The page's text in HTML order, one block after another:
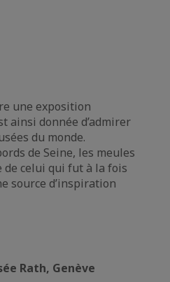
une exposition
ainsi donnée d’admirer
du monde.
de Seine, les meules
de celui qui fut à la fois
source d’inspiration
Rath, Genève